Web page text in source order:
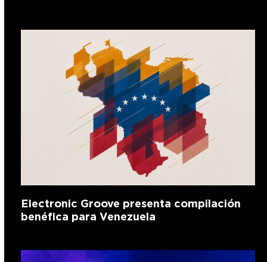
Electronic Groove presenta compilación
benéfica para Venezuela